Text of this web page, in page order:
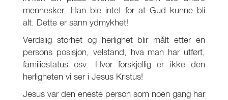
mennesker. Han ble intet for at Gud kunne bli
alt. Dette er sann ydmykhet!
Verdslig storhet og herlighet blir målt etter en
persons posisjon, velstand, hva man har utført,
familiestatus osv. Hvor forskjellig er ikke den
herligheten vi ser i Jesus Kristus!
Jesus var den eneste person som noen gang har